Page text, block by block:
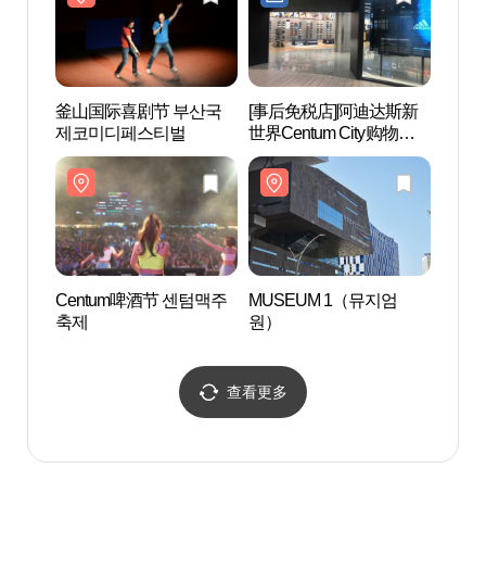
釜山国际喜剧节 부산국
제코미디페스티벌
[事后免税店]阿迪达斯新
世界Centum City购物中心
店(아디다스 신세계 센텀
시티몰점)
Centum啤酒节 센텀맥주
축제
MUSEUM 1（뮤지엄
원）
查看更多